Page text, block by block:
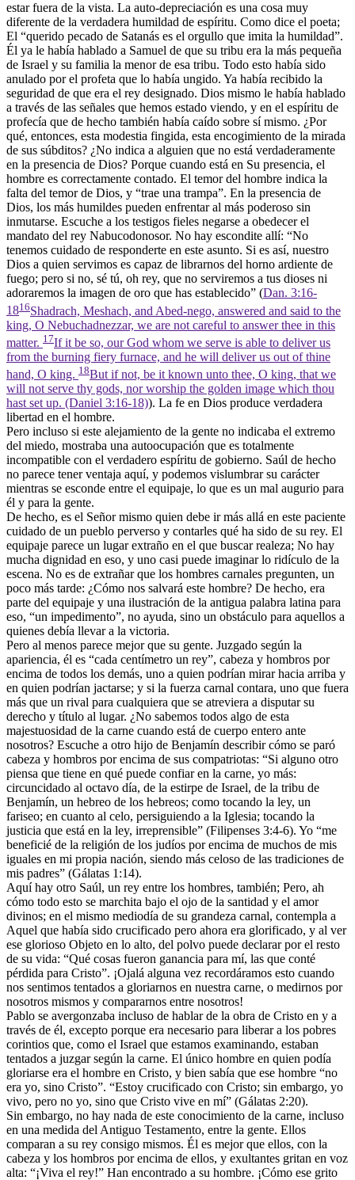
estar fuera de la vista. La auto-depreciación es una cosa muy
diferente de la verdadera humildad de espíritu. Como dice el poeta;
El “querido pecado de Satanás es el orgullo que imita la humildad”.
Él ya le había hablado a Samuel de que su tribu era la más pequeña
de Israel y su familia la menor de esa tribu. Todo esto había sido
anulado por el profeta que lo había ungido. Ya había recibido la
seguridad de que era el rey designado. Dios mismo le había hablado
a través de las señales que hemos estado viendo, y en el espíritu de
profecía que de hecho también había caído sobre sí mismo. ¿Por
qué, entonces, esta modestia fingida, esta encogimiento de la mirada
de sus súbditos? ¿No indica a alguien que no está verdaderamente
en la presencia de Dios? Porque cuando está en Su presencia, el
hombre es correctamente contado. El temor del hombre indica la
falta del temor de Dios, y “trae una trampa”. En la presencia de
Dios, los más humildes pueden enfrentar al más poderoso sin
inmutarse. Escuche a los testigos fieles negarse a obedecer el
mandato del rey Nabucodonosor. No hay escondite allí: “No
tenemos cuidado de responderte en este asunto. Si es así, nuestro
Dios a quien servimos es capaz de librarnos del horno ardiente de
fuego; pero si no, sé tú, oh rey, que no serviremos a tus dioses ni
adoraremos la imagen de oro que has establecido” (Dan. 3:16-
1816Shadrach, Meshach, and Abed-nego, answered and said to the
king, O Nebuchadnezzar, we are not careful to answer thee in this
matter. 17If it be so, our God whom we serve is able to deliver us
from the burning fiery furnace, and he will deliver us out of thine
hand, O king. 18But if not, be it known unto thee, O king, that we
will not serve thy gods, nor worship the golden image which thou
hast set up. (Daniel 3:16‑18)). La fe en Dios produce verdadera
libertad en el hombre.
Pero incluso si este alejamiento de la gente no indicaba el extremo
del miedo, mostraba una autoocupación que es totalmente
incompatible con el verdadero espíritu de gobierno. Saúl de hecho
no parece tener ventaja aquí, y podemos vislumbrar su carácter
mientras se esconde entre el equipaje, lo que es un mal augurio para
él y para la gente.
De hecho, es el Señor mismo quien debe ir más allá en este paciente
cuidado de un pueblo perverso y contarles qué ha sido de su rey. El
equipaje parece un lugar extraño en el que buscar realeza; No hay
mucha dignidad en eso, y uno casi puede imaginar lo ridículo de la
escena. No es de extrañar que los hombres carnales pregunten, un
poco más tarde: ¿Cómo nos salvará este hombre? De hecho, era
parte del equipaje y una ilustración de la antigua palabra latina para
eso, “un impedimento”, no ayuda, sino un obstáculo para aquellos a
quienes debía llevar a la victoria.
Pero al menos parece mejor que su gente. Juzgado según la
apariencia, él es “cada centímetro un rey”, cabeza y hombros por
encima de todos los demás, uno a quien podrían mirar hacia arriba y
en quien podrían jactarse; y si la fuerza carnal contara, uno que fuera
más que un rival para cualquiera que se atreviera a disputar su
derecho y título al lugar. ¿No sabemos todos algo de esta
majestuosidad de la carne cuando está de cuerpo entero ante
nosotros? Escuche a otro hijo de Benjamín describir cómo se paró
cabeza y hombros por encima de sus compatriotas: “Si alguno otro
piensa que tiene en qué puede confiar en la carne, yo más:
circuncidado al octavo día, de la estirpe de Israel, de la tribu de
Benjamín, un hebreo de los hebreos; como tocando la ley, un
fariseo; en cuanto al celo, persiguiendo a la Iglesia; tocando la
justicia que está en la ley, irreprensible” (Filipenses 3:4-6). Yo “me
beneficié de la religión de los judíos por encima de muchos de mis
iguales en mi propia nación, siendo más celoso de las tradiciones de
mis padres” (Gálatas 1:14).
Aquí hay otro Saúl, un rey entre los hombres, también; Pero, ah
cómo todo esto se marchita bajo el ojo de la santidad y el amor
divinos; en el mismo mediodía de su grandeza carnal, contempla a
Aquel que había sido crucificado pero ahora era glorificado, y al ver
ese glorioso Objeto en lo alto, del polvo puede declarar por el resto
de su vida: “Qué cosas fueron ganancia para mí, las que conté
pérdida para Cristo”. ¡Ojalá alguna vez recordáramos esto cuando
nos sentimos tentados a gloriarnos en nuestra carne, o medirnos por
nosotros mismos y compararnos entre nosotros!
Pablo se avergonzaba incluso de hablar de la obra de Cristo en y a
través de él, excepto porque era necesario para liberar a los pobres
corintios que, como el Israel que estamos examinando, estaban
tentados a juzgar según la carne. El único hombre en quien podía
gloriarse era el hombre en Cristo, y bien sabía que ese hombre “no
era yo, sino Cristo”. “Estoy crucificado con Cristo; sin embargo, yo
vivo, pero no yo, sino que Cristo vive en mí” (Gálatas 2:20).
Sin embargo, no hay nada de este conocimiento de la carne, incluso
en una medida del Antiguo Testamento, entre la gente. Ellos
comparan a su rey consigo mismos. Él es mejor que ellos, con la
cabeza y los hombros por encima de ellos, y exultantes gritan en voz
alta: “¡Viva el rey!” Han encontrado a su hombre. ¡Cómo ese grito